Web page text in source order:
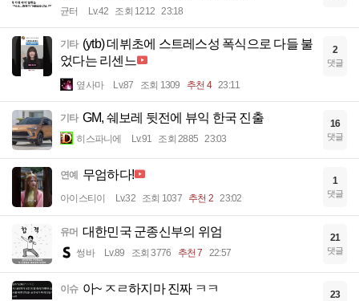
균터 Lv.42 조회 1212 23:18
기타 (ytb) 데뷔초에 스트레스성 폭식으로 다들 불
었다는 리센느
옆사마 Lv.87 조회 1309 추천 4 23:11
2
댓글
기타 GM, 쉐보레 뒷전에 뷰익 한국 진출
히스파니에 Lv.91 조회 2885 23:03
16
댓글
연예 무엄하다!
아이스티이 Lv.32 조회 1037 추천 2 23:02
1
댓글
유머 대한민국 군종신부의 위엄
썽바 Lv.89 조회 3776 추천 7 22:57
21
댓글
이슈 아~ ㅈㄹ하지마 진짜 ㅋㅋ 23